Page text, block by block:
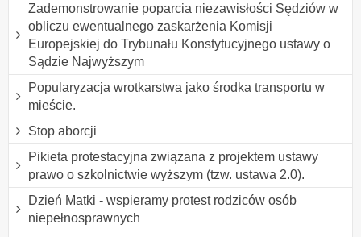
Zademonstrowanie poparcia niezawisłości Sędziów w
obliczu ewentualnego zaskarżenia Komisji
Europejskiej do Trybunału Konstytucyjnego ustawy o
Sądzie Najwyższym
Popularyzacja wrotkarstwa jako środka transportu w
mieście.
Stop aborcji
Pikieta protestacyjna związana z projektem ustawy
prawo o szkolnictwie wyższym (tzw. ustawa 2.0).
Dzień Matki - wspieramy protest rodziców osób
niepełnosprawnych